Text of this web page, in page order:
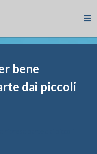
bene
dai piccoli